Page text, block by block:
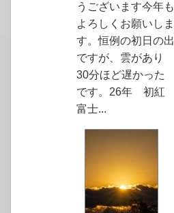
うございます今年も
よろしくお願いしま
す。恒例の初日の出
ですが、雲があり
30分ほど遅かった
です。26年 初紅
富士...